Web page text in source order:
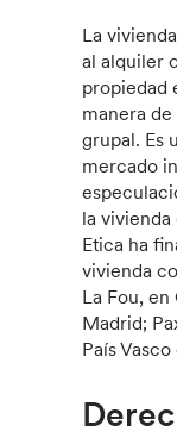
La
al alquiler
propiedad
manera
grupal. Es
mercado
la vivienda
Etica ha
vivienda
La Fou, en
Madrid;
País